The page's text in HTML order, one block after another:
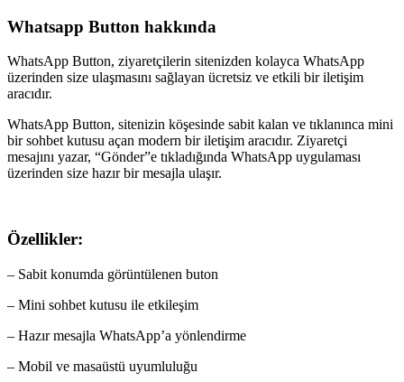
Whatsapp Button hakkında
WhatsApp Button, ziyaretçilerin sitenizden kolayca WhatsApp
üzerinden size ulaşmasını sağlayan ücretsiz ve etkili bir iletişim
aracıdır.
WhatsApp Button, sitenizin köşesinde sabit kalan ve tıklanınca mini
bir sohbet kutusu açan modern bir iletişim aracıdır. Ziyaretçi
mesajını yazar, “Gönder”e tıkladığında WhatsApp uygulaması
üzerinden size hazır bir mesajla ulaşır.
Özellikler:
– Sabit konumda görüntülenen buton
– Mini sohbet kutusu ile etkileşim
– Hazır mesajla WhatsApp’a yönlendirme
– Mobil ve masaüstü uyumluluğu